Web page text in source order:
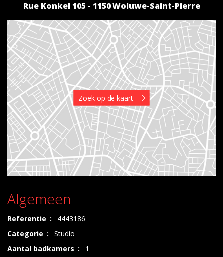
Rue Konkel 105 - 1150 Woluwe-Saint-Pierre
Zoek op de kaart
Algemeen
Referentie
4443186
Categorie
Studio
Aantal badkamers
1